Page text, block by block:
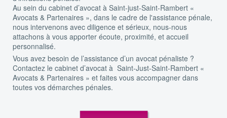
Au sein du cabinet d’avocat à Saint-just-Saint-Rambert «
Avocats & Partenaires », dans le cadre de l'assistance pénale,
nous intervenons avec diligence et sérieux, nous-nous
attachons à vous apporter écoute, proximité, et accueil
personnalisé.
Vous avez besoin de l’assistance d’un avocat pénaliste ?
Contactez le cabinet d’avocat à Saint-Just-Saint-Rambert «
Avocats & Partenaires » et faites vous accompagner dans
toutes vos démarches pénales.